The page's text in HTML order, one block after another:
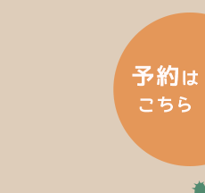
2024年4
2024年
2024年
2023年
2023年
2023年
2023年